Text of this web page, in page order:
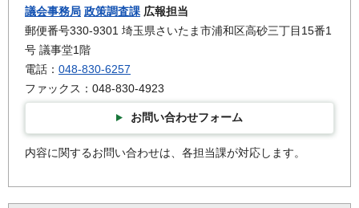
議会事務局 政策調査課 広報担当
郵便番号330-9301 埼玉県さいたま市浦和区高砂三丁目15番1
号 議事堂1階
電話： 048-830-6257
ファックス：048-830-4923
お問い合わせフォーム
内容に関するお問い合わせは、各担当課が対応します。